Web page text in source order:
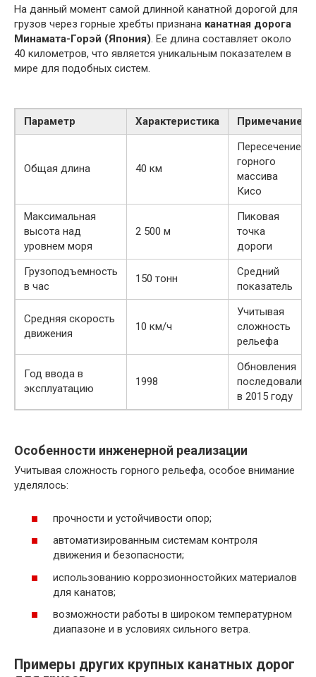
На данный момент самой длинной канатной дорогой для
грузов через горные хребты признана канатная дорога
Минамата-Горэй (Япония). Ее длина составляет около
40 километров, что является уникальным показателем в
мире для подобных систем.
Параметр Характеристика Примечание
Общая длина 40 км
Пересечение
горного
массива
Кисо
Максимальная
высота над
уровнем моря
2 500 м
Пиковая
точка
дороги
Грузоподъемность
в час
150 тонн
Средний
показатель
Средняя скорость
движения
10 км/ч
Учитывая
сложность
рельефа
Год ввода в
эксплуатацию
1998
Обновления
последовали
в 2015 году
Особенности инженерной реализации
Учитывая сложность горного рельефа, особое внимание
уделялось:
прочности и устойчивости опор;
автоматизированным системам контроля
движения и безопасности;
использованию коррозионностойких материалов
для канатов;
возможности работы в широком температурном
диапазоне и в условиях сильного ветра.
Примеры других крупных канатных дорог